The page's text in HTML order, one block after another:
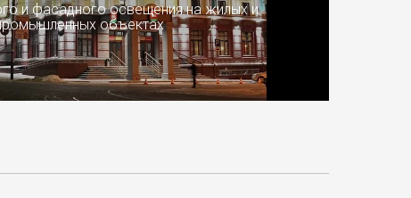
и фасадного освещения на жилых и
объектах